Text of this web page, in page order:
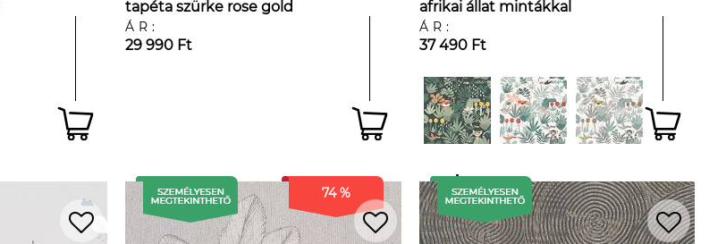
tapéta szürke rose gold
színekkel
ÁR:
29 990 Ft
afrikai állat mintákkal
ÁR:
37 490 Ft
74 %